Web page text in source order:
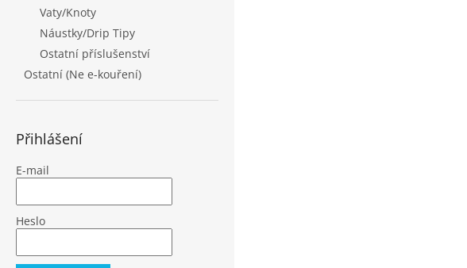
Vaty/Knoty
Náustky/Drip Tipy
Ostatní příslušenství
Ostatní (Ne e-kouření)
Přihlášení
E-mail
Heslo